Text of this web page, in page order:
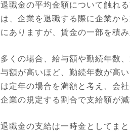
退職金の平均金額について触れ
は、企業を退職する際に企業か
にありますが、賃金の一部を積
多くの場合、給与額や勤続年数
与額が高いほど、勤続年数が高
は定年の場合を満額と考え、会
企業の規定する割合で支給額が減
退職金の支給は一時金としてま